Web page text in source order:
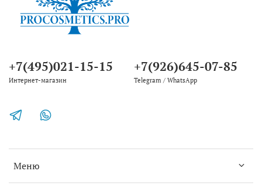
Меню
+7(495)021-15-15
Интернет-магазин
+7(926)645-07-85
Telegram / WhatsApp